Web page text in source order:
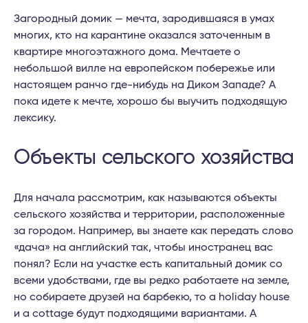
Загородный домик — мечта, зародившаяся в умах
многих, кто на карантине оказался заточенным в
квартире многоэтажного дома. Мечтаете о
небольшой вилле на европейском побережье или
настоящем ранчо где-нибудь на Диком Западе? А
пока идете к мечте, хорошо бы выучить подходящую
лексику.
Объекты сельского хозяйства
Для начала рассмотрим, как называются объекты
сельского хозяйства и территории, расположенные
за городом. Например, вы знаете как передать слово
«дача» на английский так, чтобы иностранец вас
понял? Если на участке есть капитальный домик со
всеми удобствами, где вы редко работаете на земле,
но собираете друзей на барбекю, то a holiday house
и a cottage будут подходящими вариантами. A